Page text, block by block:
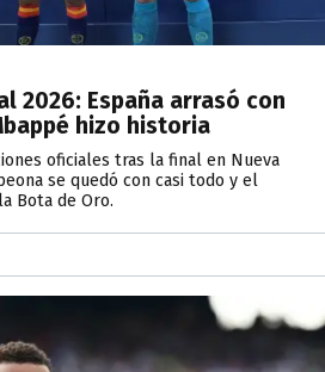
2026: España arrasó con
hizo historia
oficiales tras la final en Nueva
se quedó con casi todo y el
Bota de Oro.